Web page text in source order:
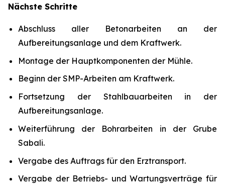
Nächste Schritte
Abschluss aller Betonarbeiten an der
Aufbereitungsanlage und dem Kraftwerk.
Montage der Hauptkomponenten der Mühle.
Beginn der SMP-Arbeiten am Kraftwerk.
Fortsetzung der Stahlbauarbeiten in der
Aufbereitungsanlage.
Weiterführung der Bohrarbeiten in der Grube
Sabali.
Vergabe des Auftrags für den Erztransport.
Vergabe der Betriebs- und Wartungsverträge für